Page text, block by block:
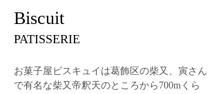
Biscuit
PATISSERIE
お菓子屋ビスキュイは葛飾区の柴又、寅さん
で有名な柴又帝釈天のところから700mくら